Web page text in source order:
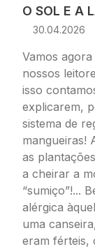
O SOL E A
30.04.2026
Vamos
nossos
isso
explicarem,
sistema de
mangueiras!
as
a cheirar a
“sumiço”!...
alérgica
uma
eram férteis,